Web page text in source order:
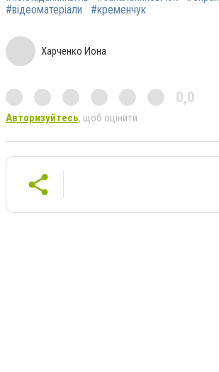
#відеоматеріали
#кременчук
Харченко Иона
0,0
Авторизуйтесь, щоб оцінити